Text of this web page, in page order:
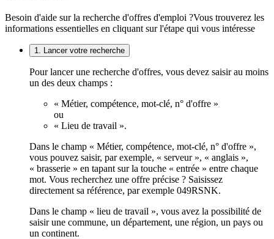
Besoin d'aide sur la recherche d'offres d'emploi ?Vous trouverez les
informations essentielles en cliquant sur l'étape qui vous intéresse
1. Lancer votre recherche
Pour lancer une recherche d'offres, vous devez saisir au moins
un des deux champs :
« Métier, compétence, mot-clé, n° d'offre »
ou
« Lieu de travail ».
Dans le champ « Métier, compétence, mot-clé, n° d'offre »,
vous pouvez saisir, par exemple, « serveur », « anglais »,
« brasserie » en tapant sur la touche « entrée » entre chaque
mot. Vous recherchez une offre précise ? Saisissez
directement sa référence, par exemple 049RSNK.
Dans le champ « lieu de travail », vous avez la possibilité de
saisir une commune, un département, une région, un pays ou
un continent.